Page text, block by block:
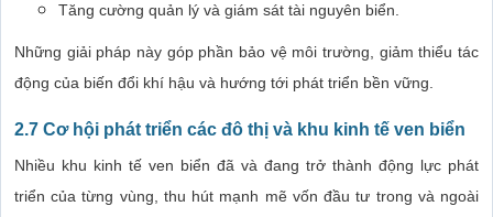
Tăng cường quản lý và giám sát tài nguyên biển.
Những giải pháp này góp phần bảo vệ môi trường, giảm thiểu tác
động của biến đổi khí hậu và hướng tới phát triển bền vững.
2.7 Cơ hội phát triển các đô thị và khu kinh tế ven biển
Nhiều khu kinh tế ven biển đã và đang trở thành động lực phát
triển của từng vùng, thu hút mạnh mẽ vốn đầu tư trong và ngoài